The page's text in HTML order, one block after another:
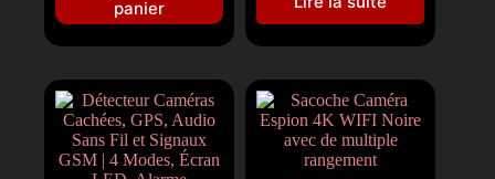
panier